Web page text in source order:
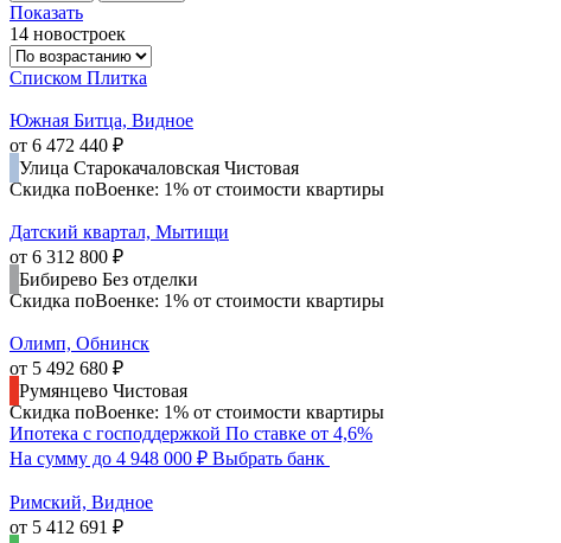
Показать
14 новостроек
Списком Плитка
Южная Битца, Видное
от 6 472 440 ₽
Улица Старокачаловская Чистовая
Скидка поВоенке: 1% от стоимости квартиры
Датский квартал, Мытищи
от 6 312 800 ₽
Бибирево Без отделки
Скидка поВоенке: 1% от стоимости квартиры
Олимп, Обнинск
от 5 492 680 ₽
Румянцево Чистовая
Скидка поВоенке: 1% от стоимости квартиры
Ипотека с господдержкой По ставке от 4,6%
На сумму до 4 948 000 ₽ Выбрать банк
Римский, Видное
от 5 412 691 ₽